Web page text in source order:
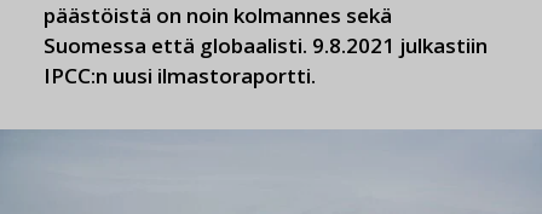
päästöistä on noin kolmannes sekä
Suomessa että globaalisti. 9.8.2021 julkastiin
IPCC:n uusi ilmastoraportti.